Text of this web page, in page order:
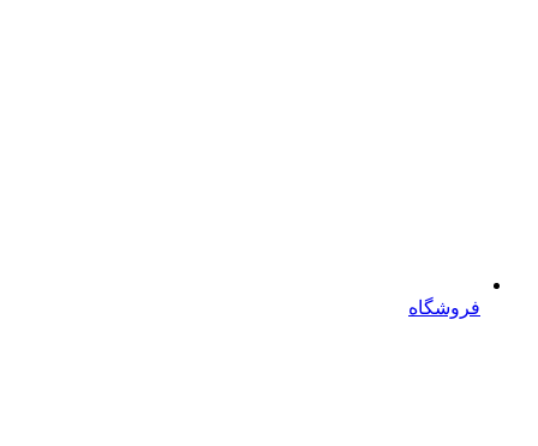
فروشگاه